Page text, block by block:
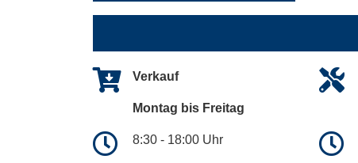
Verkauf
Montag bis Freitag
8:30 - 18:00 Uhr